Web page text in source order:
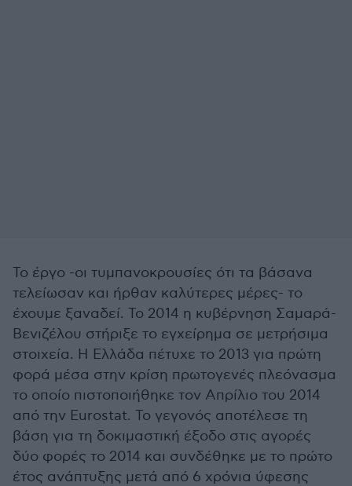
Το έργο -οι τυμπανοκρουσίες ότι τα βάσανα
τελείωσαν και ήρθαν καλύτερες μέρες- το
έχουμε ξαναδεί. Το 2014 η κυβέρνηση Σαμαρά-
Βενιζέλου στήριξε το εγχείρημα σε μετρήσιμα
στοιχεία. Η Ελλάδα πέτυχε το 2013 για πρώτη
φορά μέσα στην κρίση πρωτογενές πλεόνασμα
το οποίο πιστοποιήθηκε τον Απρίλιο του 2014
από την Eurostat. Το γεγονός αποτέλεσε τη
βάση για τη δοκιμαστική έξοδο στις αγορές
δύο φορές το 2014 και συνδέθηκε με το πρώτο
έτος ανάπτυξης μετά από 6 χρόνια ύφεσης